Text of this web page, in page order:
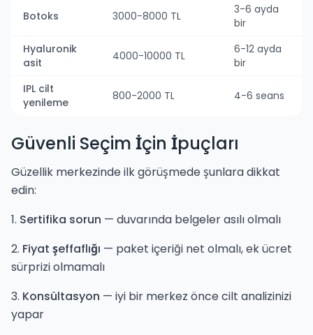
Botoks 3000-8000 TL
3-6 ayda
bir
Hyaluronik
asit
4000-10000 TL
6-12 ayda
bir
IPL cilt
yenileme
800-2000 TL 4-6 seans
Güvenli Seçim İçin İpuçları
Güzellik merkezinde ilk görüşmede şunlara dikkat
edin:
1. Sertifika sorun — duvarında belgeler asılı olmalı
2. Fiyat şeffaflığı — paket içeriği net olmalı, ek ücret
sürprizi olmamalı
3. Konsültasyon — iyi bir merkez önce cilt analizinizi
yapar